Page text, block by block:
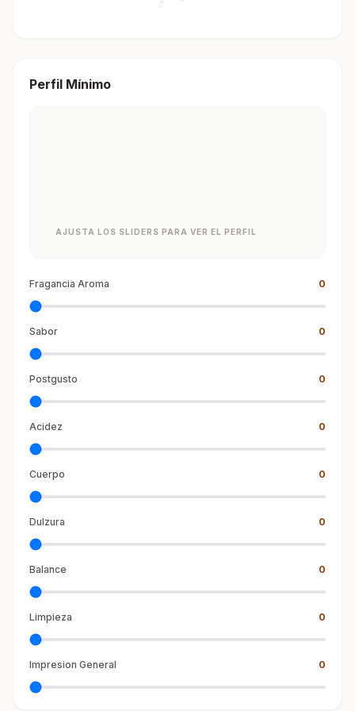
Perfil Mínimo
AJUSTA LOS SLIDERS PARA VER EL PERFIL
Fragancia Aroma 0
Sabor 0
Postgusto 0
Acidez 0
Cuerpo 0
Dulzura 0
Balance 0
Limpieza 0
Impresion General 0